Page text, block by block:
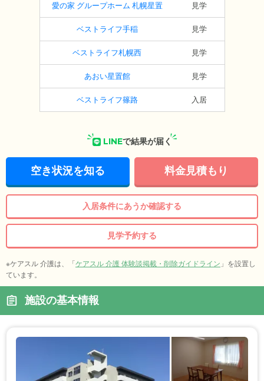
愛の家 グループホーム 札幌星置 見学
ベストライフ手稲 見学
ベストライフ札幌西 見学
あおい星置館 見学
ベストライフ篠路 入居
LINEで結果が届く
空き状況を知る 料金見積もり
入居条件にあうか確認する
見学予約する
※ケアスル 介護は、「ケアスル 介護 体験談掲載・削除ガイドライン 」を設置し
ています。
施設の基本情報